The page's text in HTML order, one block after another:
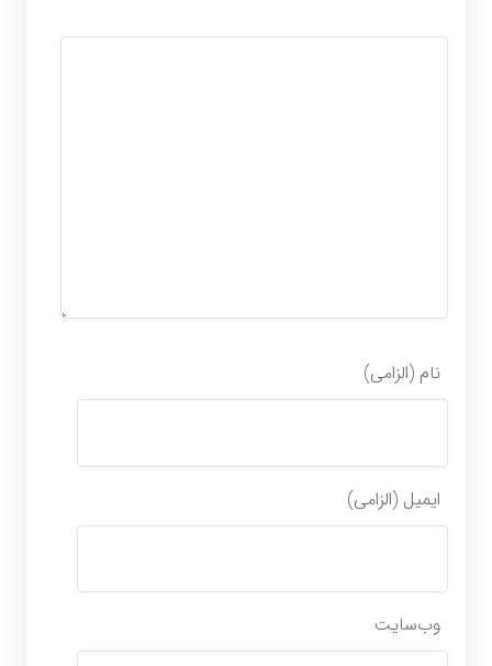
نام (الزامی)
ایمیل (الزامی)
وب‌سایت